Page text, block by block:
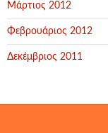
Μάρτιος 2012
Φεβρουάριος 2012
Δεκέμβριος 2011